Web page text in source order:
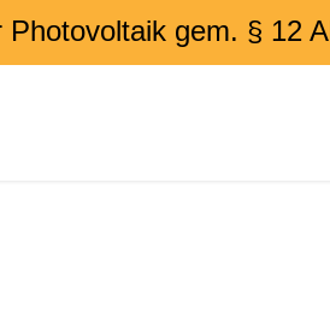
Photovoltaik gem. § 12